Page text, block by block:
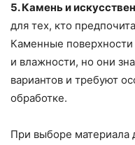
5. Камень и
для тех, кто
Каменные
и влажности, но они
вариантов и требуют
обработке.
При выборе материала